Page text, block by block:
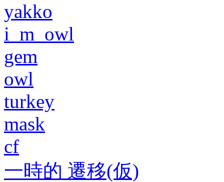
yakko
i_m_owl
gem
owl
turkey
mask
cf
一時的 遷移(仮)